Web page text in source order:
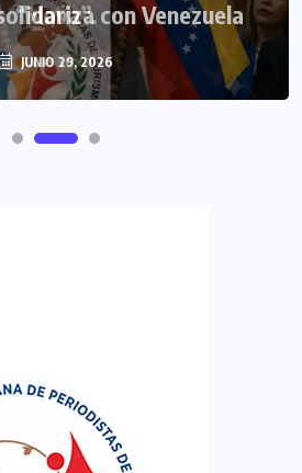
con Venezuela
JUNIO 29, 2026